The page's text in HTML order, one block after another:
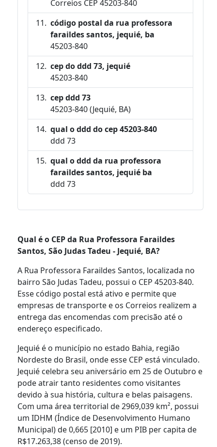
Correios CEP 45203-840
código postal da rua professora
faraildes santos, jequié, ba
45203-840
cep do ddd 73, jequié
45203-840
cep ddd 73
45203-840 (Jequié, BA)
qual o ddd do cep 45203-840
ddd 73
qual o ddd da rua professora
faraildes santos, jequié ba
ddd 73
Qual é o CEP da Rua Professora Faraildes
Santos, São Judas Tadeu - Jequié, BA?
A Rua Professora Faraildes Santos, localizada no
bairro São Judas Tadeu, possui o CEP 45203-840.
Esse código postal está ativo e permite que
empresas de transporte e os Correios realizem a
entrega das encomendas com precisão até o
endereço especificado.
Jequié é o município no estado Bahia, região
Nordeste do Brasil, onde esse CEP está vinculado.
Jequié celebra seu aniversário em 25 de Outubro e
pode atrair tanto residentes como visitantes
devido à sua história, cultura e belas paisagens.
Com uma área territorial de 2969,039 km², possui
um IDHM (Índice de Desenvolvimento Humano
Municipal) de 0,665 [2010] e um PIB per capita de
R$17.263,38 (censo de 2019).